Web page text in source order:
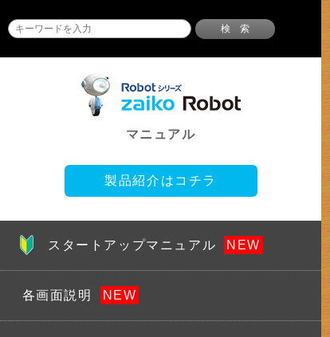
検 索
マニュアル
製品紹介はコチラ
スタートアップマニュアル
各画面説明